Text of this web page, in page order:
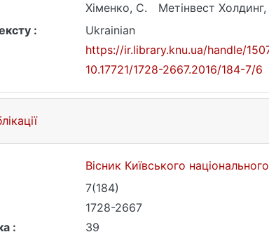
Хіменко, С.
Метінвест
:
Ukrainian
https://ir.library.knu.ua/handle/
10.17721/1728-2667.2016/184-7/6
Вісник Київського
7(184)
1728-2667
:
39